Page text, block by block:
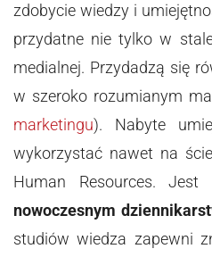
zdobycie wiedzy i
przydatne nie tylko w
medialnej. Przydadzą się
w szeroko rozumianym
marketingu). Nabyte
wykorzystać nawet na
Human Resources.
nowoczesnym
studiów wiedza zapewni